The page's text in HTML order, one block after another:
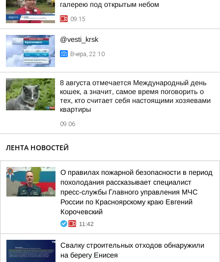
галерею под открытым небом
09:15
@vesti_krsk
Вчера, 22:10
8 августа отмечается Международный день
кошек, а значит, самое время поговорить о
тех, кто считает себя настоящими хозяевами
квартиры
09:06
ЛЕНТА НОВОСТЕЙ
О правилах пожарной безопасности в период
похолодания рассказывает специалист
пресс-службы Главного управления МЧС
России по Красноярскому краю Евгений
Корочевский
11:42
Свалку строительных отходов обнаружили
на берегу Енисея